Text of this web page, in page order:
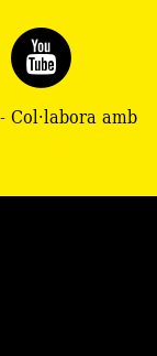
Col·labora amb